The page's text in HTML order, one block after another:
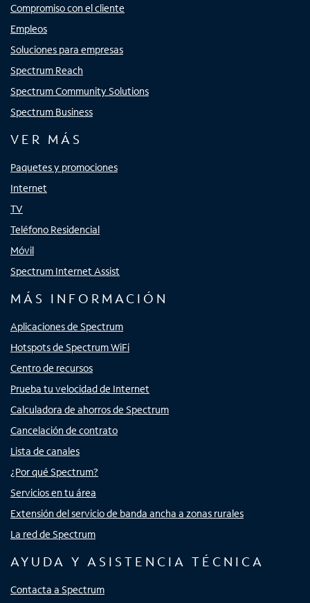
Compromiso con el cliente
Empleos
Soluciones para empresas
Spectrum Reach
Spectrum Community Solutions
Spectrum Business
VER MÁS
Paquetes y promociones
Internet
TV
Teléfono Residencial
Móvil
Spectrum Internet Assist
MÁS INFORMACIÓN
Aplicaciones de Spectrum
Hotspots de Spectrum WiFi
Centro de recursos
Prueba tu velocidad de Internet
Calculadora de ahorros de Spectrum
Cancelación de contrato
Lista de canales
¿Por qué Spectrum?
Servicios en tu área
Extensión del servicio de banda ancha a zonas rurales
La red de Spectrum
AYUDA Y ASISTENCIA TÉCNICA
Contacta a Spectrum